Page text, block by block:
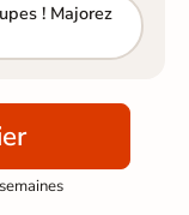
! Majorez